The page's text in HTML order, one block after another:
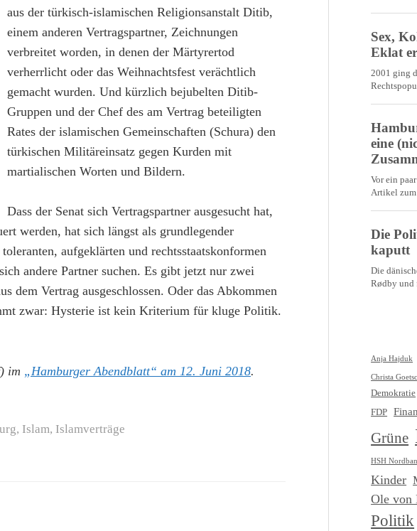
aus der türkisch-islamischen Religionsanstalt Ditib,
einem anderen Vertragspartner, Zeichnungen
verbreitet worden, in denen der Märtyrertod
verherrlicht oder das Weihnachtsfest verächtlich
gemacht wurden. Und kürzlich bejubelten Ditib-
Gruppen und der Chef des am Vertrag beteiligten
Rates der islamischen Gemeinschaften (Schura) den
türkischen Militäreinsatz gegen Kurden mit
martialischen Worten und Bildern.
Dass der Senat sich Vertragspartner ausgesucht hat,
werden, hat sich längst als grundlegender
aufgeklärten und rechtsstaatskonformen
andere Partner suchen. Es gibt jetzt nur zwei
dem Vertrag ausgeschlossen. Oder das Abkommen
zwar: Hysterie ist kein Kriterium für kluge Politik.
im „Hamburger Abendblatt“ am 12. Juni 2018.
, Islam, Islamverträge
Anja Hajduk
Christa
Demokratie
FDP
Grüne
HSH
Kinder
Ole von
Politik